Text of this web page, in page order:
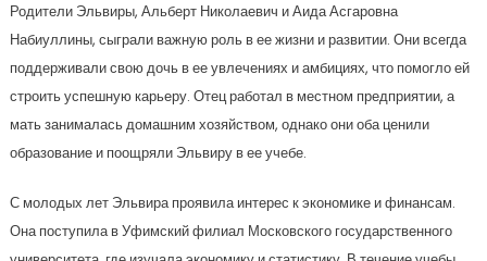
Родители Эльвиры, Альберт Николаевич и Аида Асгаровна
Набиуллины, сыграли важную роль в ее жизни и развитии. Они всегда
поддерживали свою дочь в ее увлечениях и амбициях, что помогло ей
строить успешную карьеру. Отец работал в местном предприятии, а
мать занималась домашним хозяйством, однако они оба ценили
образование и поощряли Эльвиру в ее учебе.
С молодых лет Эльвира проявила интерес к экономике и финансам.
Она поступила в Уфимский филиал Московского государственного